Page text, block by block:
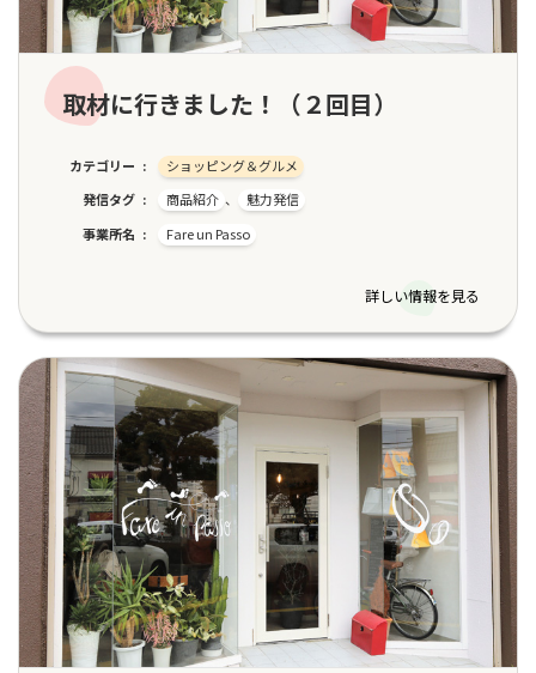
取材に行きました！（２回目）
カテゴリー
ショッピング＆グルメ
発信タグ
商品紹介 、
魅力発信
事業所名
Fare un Passo
詳しい情報を見る